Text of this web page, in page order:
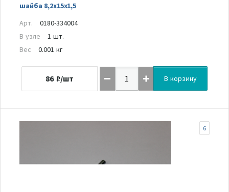
шайба 8,2х15х1,5
Арт.
0180-334004
В узле
1 шт.
Вес
0.001 кг
86 ₽/шт В корзину
6